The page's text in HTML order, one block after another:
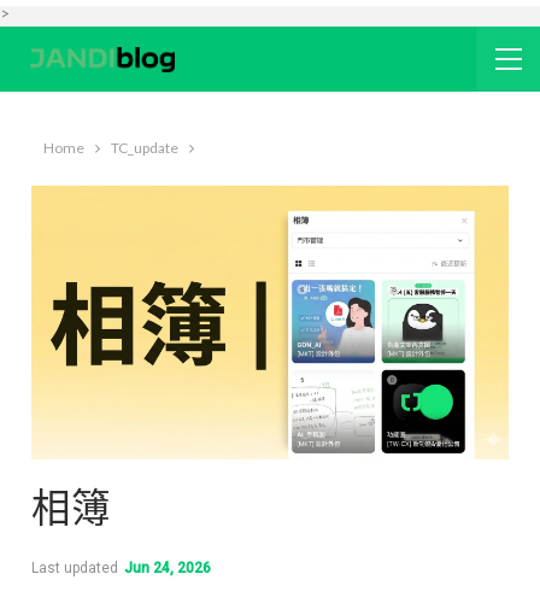
>
Home TC_update
相簿
Last updated Jun 24, 2026